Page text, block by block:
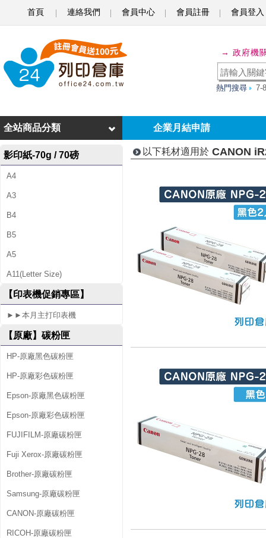
首頁 連絡我們 會員中心 會員註冊 會員登入
N
N
i
R
2
3
→ 政府機
熱門搜尋 7-
企業月結申請
全站商品分類
影印紙-70g / 70磅
A4
A3
B4
B5
A5
A11(Letter Size)
【印表機促銷專區】
►►本月主打印表機
【原廠】碳粉匣
HP-原廠黑色碳粉匣
HP-原廠彩色碳粉匣
Epson-原廠黑色碳粉匣
Epson-原廠彩色碳粉匣
FUJIFILM-原廠碳粉匣
Fuji Xerox-原廠碳粉匣
Brother-原廠碳粉匣
Samsung-原廠碳粉匣
CANON-原廠碳粉匣
RICOH-原廠碳粉匣
以下耗材適用於 CANON